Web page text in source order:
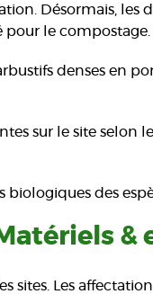
Désormais, les
pour le compostage.
denses en
sur le site selon
biologiques des
&
sites. Les